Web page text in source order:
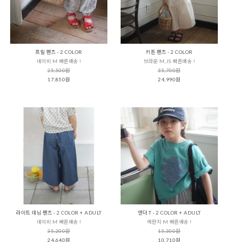
프릴 팬츠 - 2 COLOR
네이비 M 빠른배송 !
25,500원
17,850원
키튼 팬츠 - 2 COLOR
브라운 M,JS 빠른배송 !
35,700원
24,990원
라이트 데님 팬츠 - 2 COLOR + ADULT
네이비 M 빠른배송 !
35,200원
24,640원
앤더 T - 2 COLOR + ADULT
메란지 M 빠른배송 !
15,300원
10,710원